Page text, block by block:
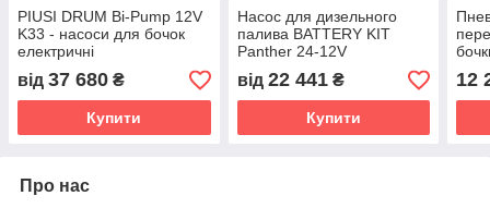
PIUSI DRUM Bi-Pump 12V
K33 - насоси для бочок
електричні
від 37 680 ₴
Купити
Насос для дизельного
палива BATTERY KIT
Panther 24-12V
від 22 441₴
Купити
12
Про нас